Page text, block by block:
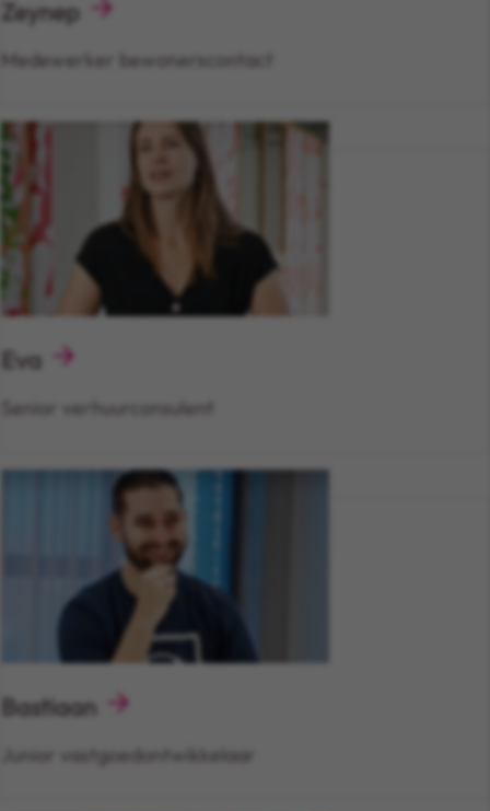
Zeynep
Medewerker bewonerscontact
Eva
Senior verhuurconsulent
Bastiaan
Junior vastgoedontwikkelaar